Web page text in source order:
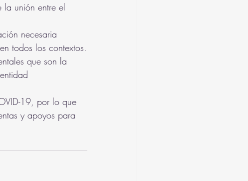
la unión entre el
necesaria
todos los contextos.
que son la
19, por lo que
y apoyos para